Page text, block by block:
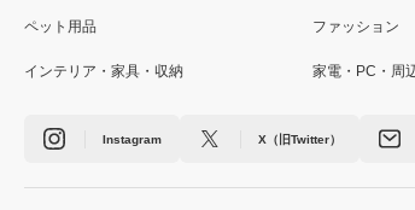
ペット用品 ファッション
インテリア・家具・収納 家電・PC・周
Instagram X（旧Twitter）